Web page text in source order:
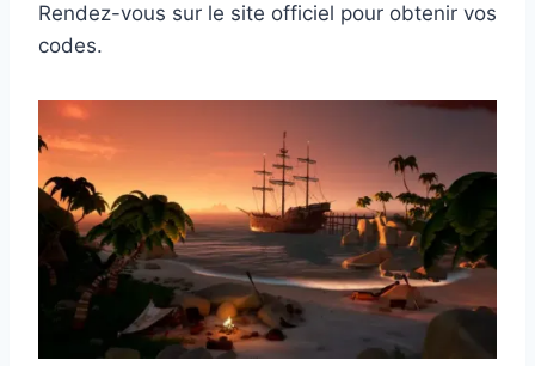
Rendez-vous sur le site officiel pour obtenir vos
codes.